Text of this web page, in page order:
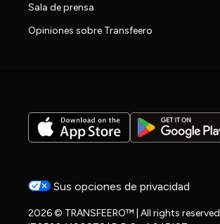
Sala de prensa
Opiniones sobre Transfeero
Sus opciones de privacidad
2026 © TRANSFEERO™ | All rights reserved |